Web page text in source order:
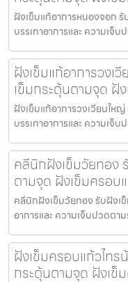
ฝังเข็มแก้อาการหนองจอก
บรรเทาอาการและ ความเจ็
ฝังเข็มแก้อาการวงเ
เข็มกระตุ้นตามจุด ฝั
ฝังเข็มแก้อาการวงเวียนให
บรรเทาอาการและ ความเจ็
คลีนิกฝังเข็มวัยทอง
ตามจุด ฝังเข็มครอบ
คลีนิกฝังเข็มวัยทอง รับฝังเ
อาการและ ความเจ็บปวดต
ฝังเข็มครอบแก้วไทร
กระตุ้นตามจุด ฝังเข็